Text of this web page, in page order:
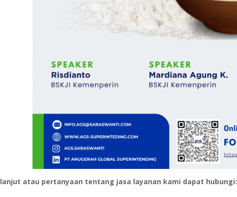
atau pertanyaan tentang jasa layanan kami dapat hubungi: